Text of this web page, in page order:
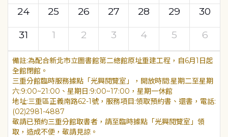
24
25 26 27 28 29
30
31
1 2 3 4 5 6
為配合新北市立圖書館第二總館原址重建工程，自6月1日起
全館閉館。
三重分館臨時服務據點「光興閱覽室」，開放時間:星期二至星期
六:9:00~21:00、星期日:9:00~17:00，星期一休館
地址:三重區正義南路62-1號，服務項目:領取預約書、還書，電話:
(02)2981-4887
敬請已預約三重分館取書者，請至臨時據點「光興閱覽室」領
取，造成不便，敬請見諒。